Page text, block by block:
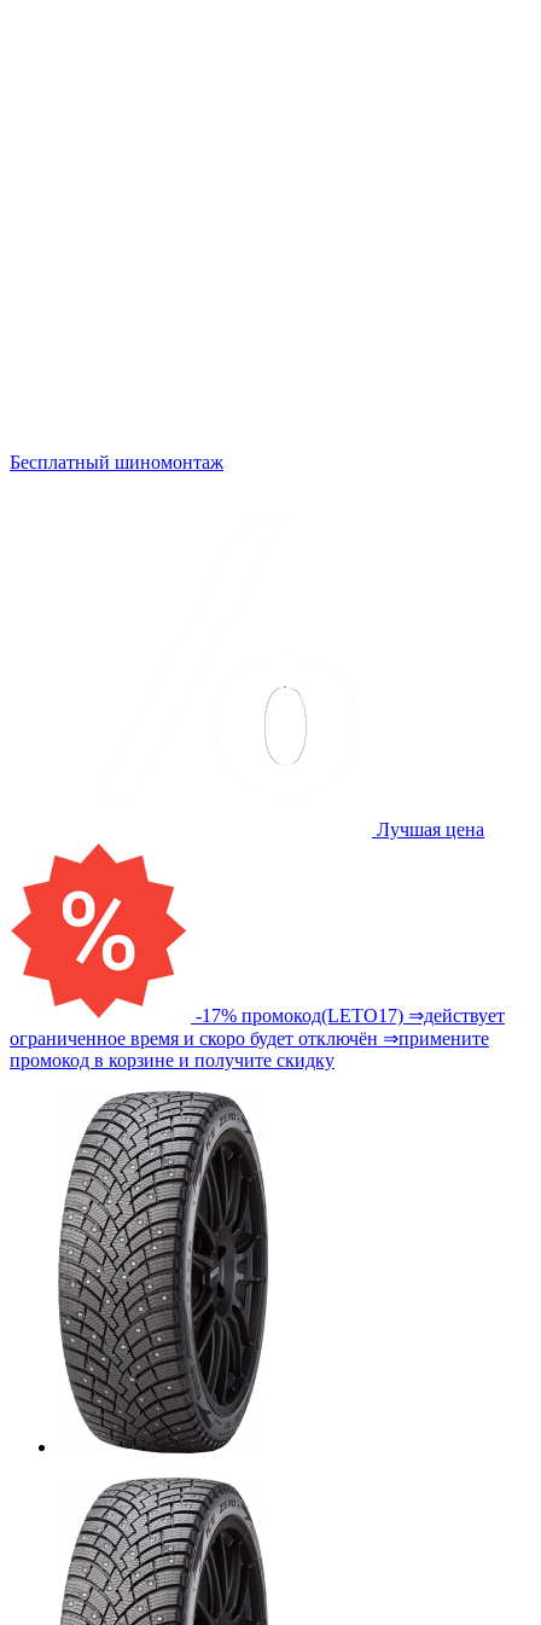
Бесплатный шиномонтаж
Лучшая цена
-17% промокод(LETO17) ⇒действует
ограниченное время и скоро будет отключён ⇒примените
промокод в корзине и получите скидку